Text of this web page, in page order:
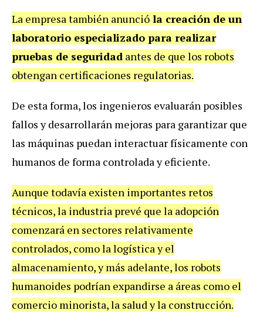
La empresa también anunció la creación de un
laboratorio especializado para realizar
pruebas de seguridad antes de que los robots
obtengan certificaciones regulatorias.
De esta forma, los ingenieros evaluarán posibles
fallos y desarrollarán mejoras para garantizar que
las máquinas puedan interactuar físicamente con
humanos de forma controlada y eficiente.
Aunque todavía existen importantes retos
técnicos, la industria prevé que la adopción
comenzará en sectores relativamente
controlados, como la logística y el
almacenamiento, y más adelante, los robots
humanoides podrían expandirse a áreas como el
comercio minorista, la salud y la construcción.